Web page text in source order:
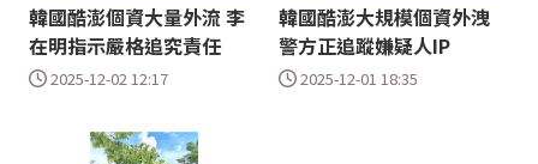
韓國酷澎個資大量外流 李
在明指示嚴格追究責任
2025-12-02 12:17
韓國酷澎大規模個資外洩
警方正追蹤嫌疑人IP
2025-12-01 18:35